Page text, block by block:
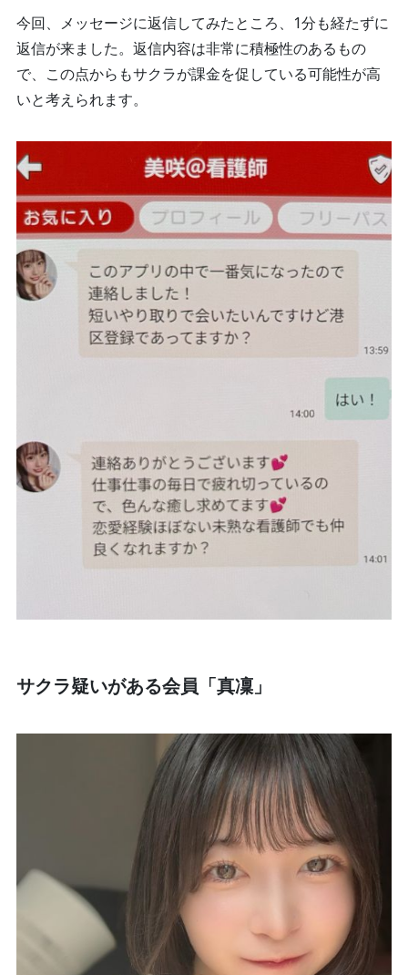
今回、メッセージに返信してみたところ、1分も経たずに
返信が来ました。返信内容は非常に積極性のあるもの
で、この点からもサクラが課金を促している可能性が高
いと考えられます。
サクラ疑いがある会員「真凜」